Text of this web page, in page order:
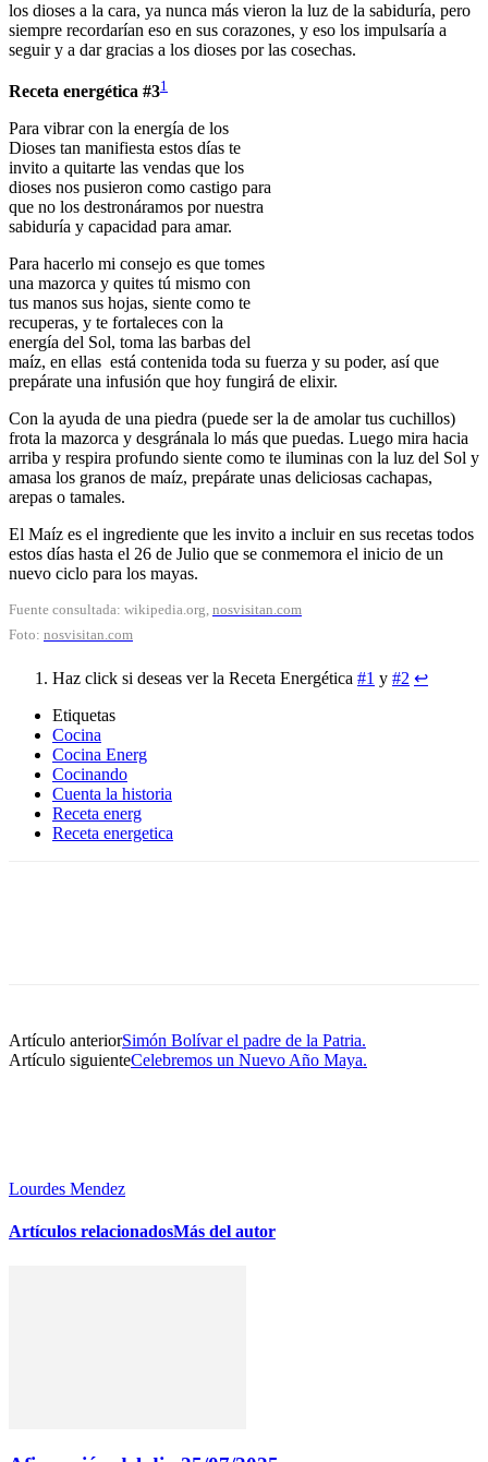
los dioses a la cara, ya nunca más vieron la luz de la sabiduría, pero
siempre recordarían eso en sus corazones, y eso los impulsaría a
seguir y a dar gracias a los dioses por las cosechas.
Receta energética #31
Para vibrar con la energía de los
Dioses tan manifiesta estos días te
invito a quitarte las vendas que los
dioses nos pusieron como castigo para
que no los destronáramos por nuestra
sabiduría y capacidad para amar.
Para hacerlo mi consejo es que tomes
una mazorca y quites tú mismo con
tus manos sus hojas, siente como te
recuperas, y te fortaleces con la
energía del Sol, toma las barbas del
maíz, en ellas está contenida toda su fuerza y su poder, así que
prepárate una infusión que hoy fungirá de elixir.
Con la ayuda de una piedra (puede ser la de amolar tus cuchillos)
frota la mazorca y desgránala lo más que puedas. Luego mira hacia
arriba y respira profundo siente como te iluminas con la luz del Sol y
amasa los granos de maíz, prepárate unas deliciosas cachapas,
arepas o tamales.
El Maíz es el ingrediente que les invito a incluir en sus recetas todos
estos días hasta el 26 de Julio que se conmemora el inicio de un
nuevo ciclo para los mayas.
Fuente consultada: wikipedia.org, nosvisitan.com
Foto: nosvisitan.com
Haz click si deseas ver la Receta Energética #1 y #2 ↩
Etiquetas
Cocina
Cocina Energ
Cocinando
Cuenta la historia
Receta energ
Receta energetica
Artículo anteriorSimón Bolívar el padre de la Patria.
Artículo siguienteCelebremos un Nuevo Año Maya.
Lourdes Mendez
Artículos relacionadosMás del autor